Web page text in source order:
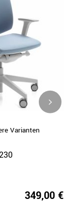
Varianten
349,00 €